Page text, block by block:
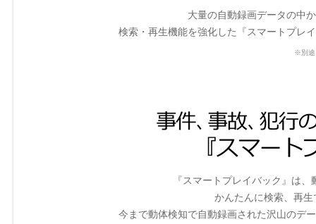
大量の自動録画データの中
検索・再生機能を強化した『スマートプレ
※別途
『スマートプレイバック』は
かんたんに検索、再
今まで動体検知で自動録画された沢山のデ